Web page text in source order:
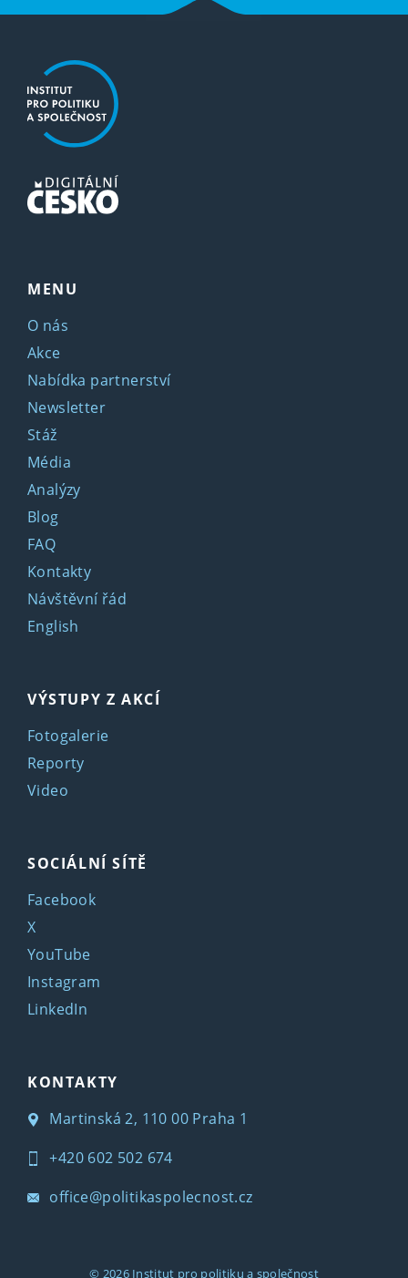
MENU
O nás
Akce
Nabídka partnerství
Newsletter
Stáž
Média
Analýzy
Blog
FAQ
Kontakty
Návštěvní řád
English
VÝSTUPY Z AKCÍ
Fotogalerie
Reporty
Video
SOCIÁLNÍ SÍTĚ
Facebook
X
YouTube
Instagram
LinkedIn
KONTAKTY
Martinská 2, 110 00 Praha 1
+420 602 502 674
office@politikaspolecnost.cz
© 2026 Institut pro politiku a společnost